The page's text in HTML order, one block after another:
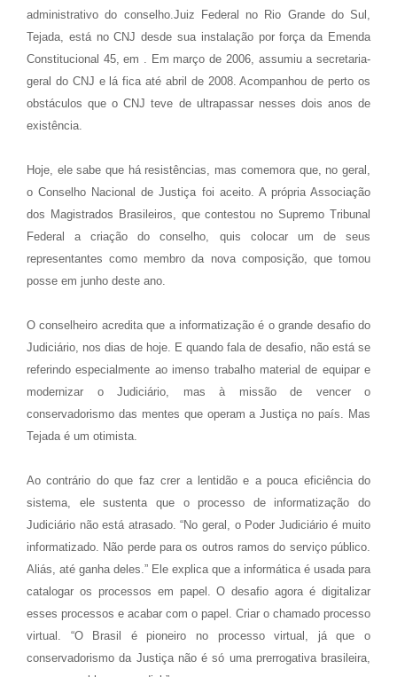
administrativo do conselho.Juiz Federal no Rio Grande do Sul,
Tejada, está no CNJ desde sua instalação por força da Emenda
Constitucional 45, em . Em março de 2006, assumiu a secretaria-
geral do CNJ e lá fica até abril de 2008. Acompanhou de perto os
obstáculos que o CNJ teve de ultrapassar nesses dois anos de
existência.
Hoje, ele sabe que há resistências, mas comemora que, no geral,
o Conselho Nacional de Justiça foi aceito. A própria Associação
dos Magistrados Brasileiros, que contestou no Supremo Tribunal
Federal a criação do conselho, quis colocar um de seus
representantes como membro da nova composição, que tomou
posse em junho deste ano.
O conselheiro acredita que a informatização é o grande desafio do
Judiciário, nos dias de hoje. E quando fala de desafio, não está se
referindo especialmente ao imenso trabalho material de equipar e
modernizar o Judiciário, mas à missão de vencer o
conservadorismo das mentes que operam a Justiça no país. Mas
Tejada é um otimista.
Ao contrário do que faz crer a lentidão e a pouca eficiência do
sistema, ele sustenta que o processo de informatização do
Judiciário não está atrasado. “No geral, o Poder Judiciário é muito
informatizado. Não perde para os outros ramos do serviço público.
Aliás, até ganha deles.” Ele explica que a informática é usada para
catalogar os processos em papel. O desafio agora é digitalizar
esses processos e acabar com o papel. Criar o chamado processo
virtual. “O Brasil é pioneiro no processo virtual, já que o
conservadorismo da Justiça não é só uma prerrogativa brasileira,